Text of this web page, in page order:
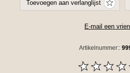
Artikelnummer::